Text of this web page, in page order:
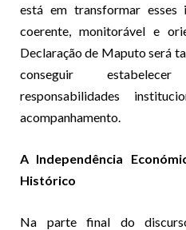
está em transformar esses
coerente, monitorável e
Declaração de Maputo será
conseguir
responsabilidades
acompanhamento.
A Independência
Histórico
Na parte final do